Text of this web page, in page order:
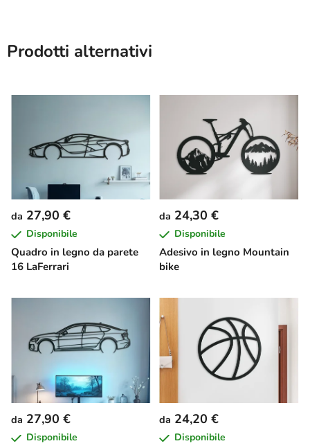
Prodotti alternativi
Quadro in legno da parete
16 LaFerrari
da 27,90 €
Disponibile
Adesivo in legno Mountain
bike
da 24,30 €
Disponibile
da 27,90 €
Disponibile
da 24,20 €
Disponibile